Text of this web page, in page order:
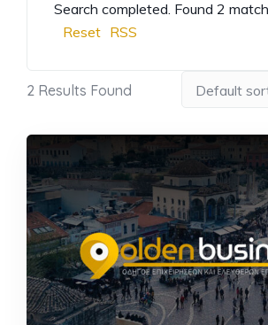
Search completed. Found 2
Reset RSS
2 Results Found